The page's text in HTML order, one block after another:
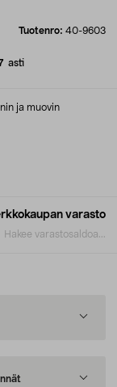
Tuotenro: 40-9603
asti
varasto
Hakee varastosaldoa...
ja muovin